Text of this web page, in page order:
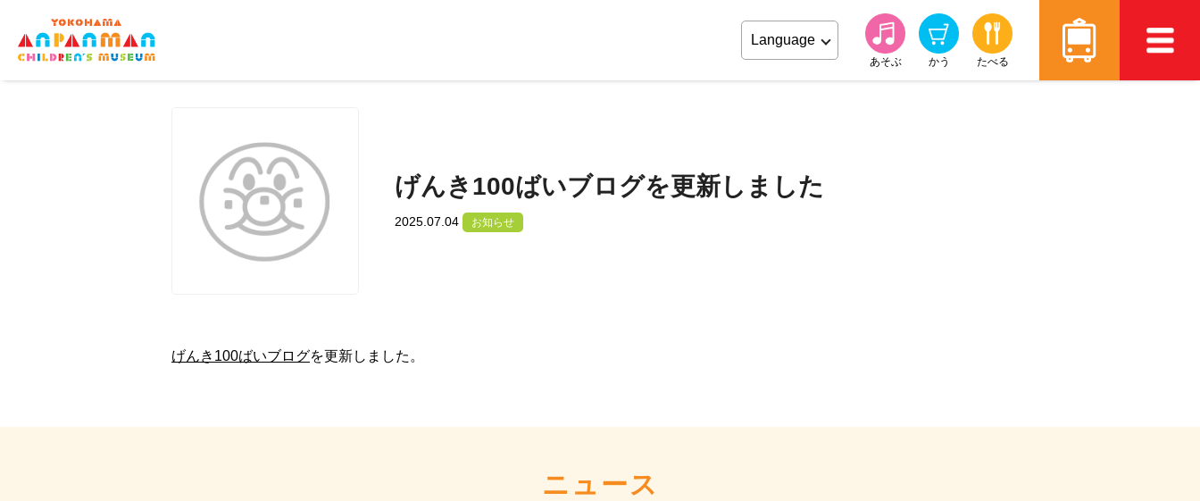
あそぶ かう たべる
げんき100ばいブログを更新しました
2025.07.04 お知らせ
げんき100ばいブログを更新しました。
ニュース